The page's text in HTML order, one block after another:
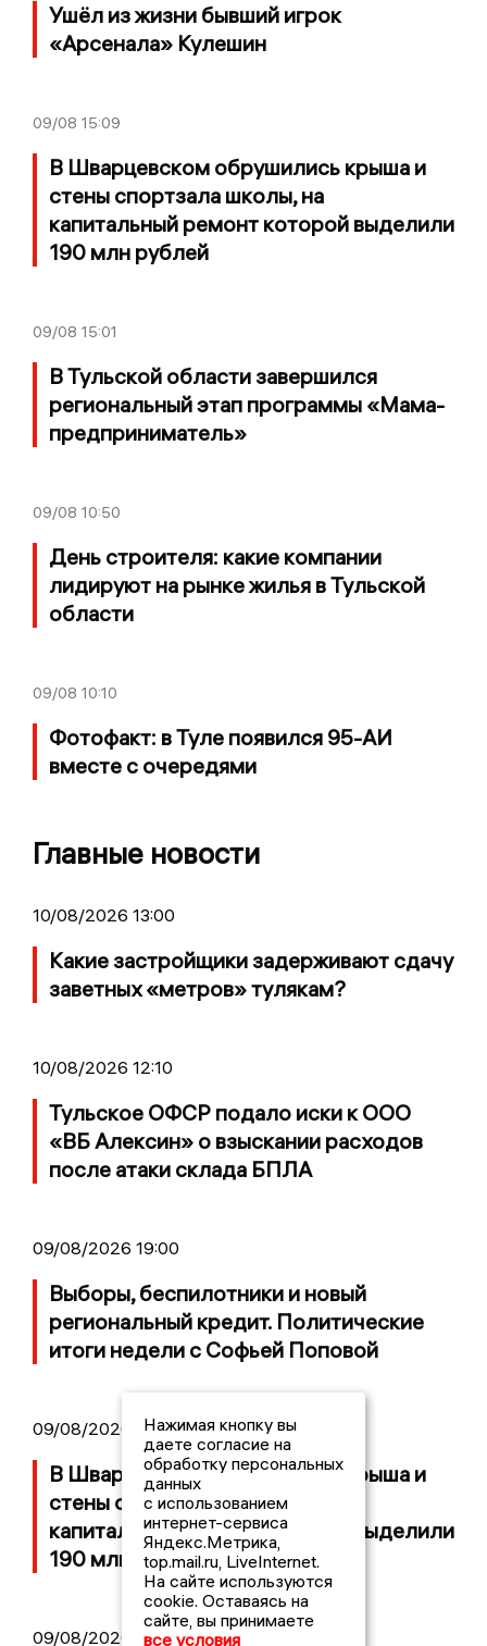
Ушёл из жизни бывший игрок
«Арсенала» Кулешин
09/08 15:09
В Шварцевском обрушились крыша и
стены спортзала школы, на
капитальный ремонт которой выделили
190 млн рублей
09/08 15:01
В Тульской области завершился
региональный этап программы «Мама-
предприниматель»
09/08 10:50
День строителя: какие компании
лидируют на рынке жилья в Тульской
области
09/08 10:10
Фотофакт: в Туле появился 95-АИ
вместе с очередями
Главные новости
10/08/2026 13:00
Какие застройщики задерживают сдачу
заветных «метров» тулякам?
10/08/2026 12:10
Тульское ОФСР подало иски к ООО
«ВБ Алексин» о взыскании расходов
после атаки склада БПЛА
09/08/2026 19:00
Выборы, беспилотники и новый
региональный кредит. Политические
итоги недели с Софьей Поповой
09/08/2026 15:09
В Шварцевском обрушились крыша и
стены спортзала школы, на
капитальный ремонт которой выделили
190 млн рублей
09/08/2026 12:30
Нажимая кнопку вы
даете согласие на
обработку персональных
данных
с использованием
интернет-сервиса
Яндекс.Метрика,
top.mail.ru, LiveInternet.
На сайте используются
cookie. Оставаясь на
сайте, вы принимаете
все условия